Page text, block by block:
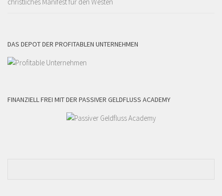
DAS DEPOT DER PROFITABLEN UNTERNEHMEN
FINANZIELL FREI MIT DER PASSIVER GELDFLUSS ACADEMY